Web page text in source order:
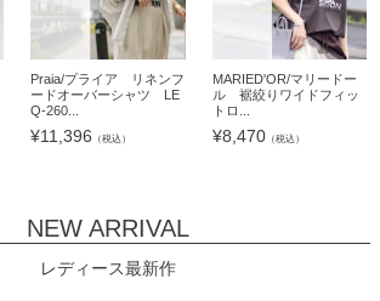
Praia/プライア リネンフ
ードオーバーシャツ LE
Q-260...
¥11,396 （税込）
MARIED'OR/マリードー
ル 裾絞りワイドフィッ
トロ...
¥8,470（税込）
NEW ARRIVAL
レディース最新作